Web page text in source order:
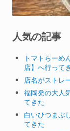
人気の記事
トマトらーめ
店】へ行って
店名がストレ
福岡発の大人
てきた
白いひつまぶ
てきた